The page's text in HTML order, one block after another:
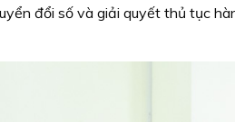
đổi số và giải quyết thủ tục